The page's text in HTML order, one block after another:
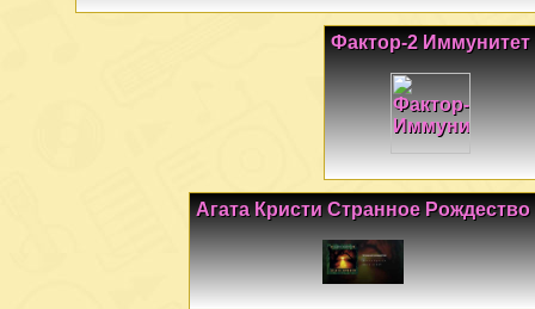
Фактор-2 Иммунитет
Агата Кристи Странное Рождество